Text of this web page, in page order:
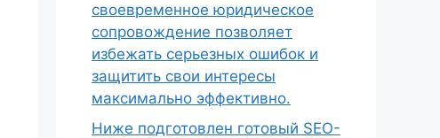
своевременное юридическое
сопровождение позволяет
избежать серьезных ошибок и
защитить свои интересы
максимально эффективно.
Ниже подготовлен готовый SEO-